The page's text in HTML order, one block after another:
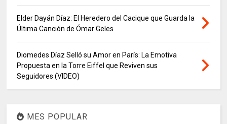
Elder Dayán Díaz: El Heredero del Cacique que Guarda la
Última Canción de Ómar Geles
Diomedes Díaz Selló su Amor en París: La Emotiva
Propuesta en la Torre Eiffel que Reviven sus
Seguidores (VIDEO)
MES POPULAR